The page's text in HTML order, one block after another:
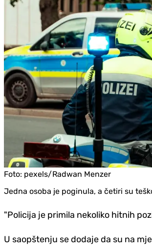
Foto: pexels/Radwan Menzer
Jedna osoba je poginula, a četiri su
"Policija je primila nekoliko hitnih
U saopštenju se dodaje da su na